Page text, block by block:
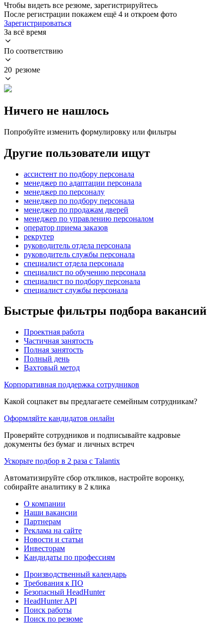
Чтобы видеть все резюме, зарегистрируйтесь
После регистрации покажем ещё 4 и откроем фото
Зарегистрироваться
За всё время
По соответствию
20 резюме
Ничего не нашлось
Попробуйте изменить формулировку или фильтры
Другие пользователи ищут
ассистент по подбору персонала
менеджер по адаптации персонала
менеджер по персоналу
менеджер по подбору персонала
менеджер по продажам дверей
менеджер по управлению персоналом
оператор приема заказов
рекрутер
руководитель отдела персонала
руководитель службы персонала
специалист отдела персонала
специалист по обучению персонала
специалист по подбору персонала
специалист службы персонала
Быстрые фильтры подбора вакансий
Проектная работа
Частичная занятость
Полная занятость
Полный день
Вахтовый метод
Корпоративная поддержка сотрудников
Какой соцпакет вы предлагаете семейным сотрудникам?
Оформляйте кандидатов онлайн
Проверяйте сотрудников и подписывайте кадровые
документы без бумаг и личных встреч
Ускорьте подбор в 2 раза с Talantix
Автоматизируйте сбор откликов, настройте воронку,
собирайте аналитику в 2 клика
О компании
Наши вакансии
Партнерам
Реклама на сайте
Новости и статьи
Инвесторам
Кандидаты по профессиям
Производственный календарь
Требования к ПО
Безопасный HeadHunter
HeadHunter API
Поиск работы
Поиск по резюме